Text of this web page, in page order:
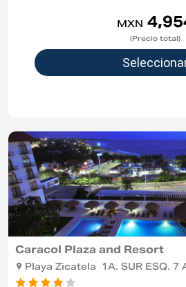
MXN
(Precio total)
Caracol Plaza and Resort
Playa Zicatela 1A. SUR ESQ. 7